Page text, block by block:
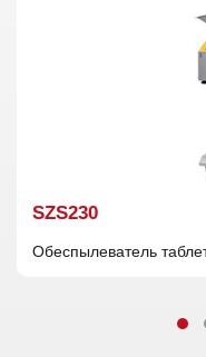
SZS230
Обеспылеватель